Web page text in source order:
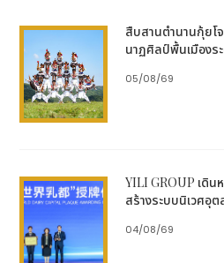
จีนกับต่างประเทศในสมัยราชวงศ์
ทบอันลึกซึ้งของการหลั่งไหลเข้า
จากทวีปอเมริกาที่มีต่อโครงสร้
วัฒนธรรมจีน
บรรยากาศภายในงานยังได้รับกา
ท่วงทำนองอันไพเราะอ่อนช้อยนี้
ปรัชญาของเหล่าปัญญาชนในยุค
นอกจากนี้ อีกหนึ่งไฮไลต์ที่สร้า
ร่วมงานคือเทคโนโลยีโฮโลแกรม
สืบสานตำนานกุ้ยโ
นาฏศิลป์พื้นเมืองร
05/08/69
YILI GROUP เดิ
สร้างระบบนิเวศอุ
04/08/69